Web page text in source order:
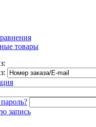
товары
запись